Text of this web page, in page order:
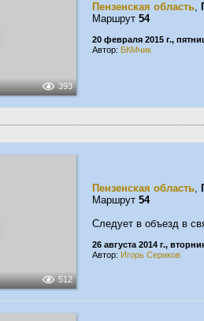
393
Пензенская область,
Маршрут 54
20 февраля 2015 г.,
Автор: БКМчик
512
Пензенская область,
Маршрут 54
Следует в объезд в
26 августа 2014 г.,
Автор: Игорь Сериков